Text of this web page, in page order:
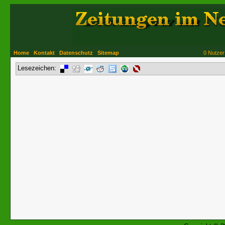
Home Kontakt Datenschutz Sitemap 0
Lesezeichen: